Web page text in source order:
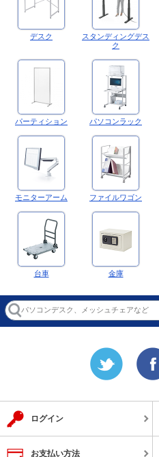
デスク
スタンディングデス
ク
パーティション パソコンラック
モニターアーム ファイルワゴン
台車 金庫
ログイン
お支払い方法